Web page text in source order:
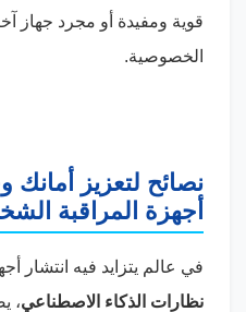
قوية ومفيدة أو مجرد جهاز
الخصوصية.
نصائح لتعزيز
أجهزة المراقبة
في عالم يتزايد فيه انتشار
نظارات الذكاء الاصطناعي،